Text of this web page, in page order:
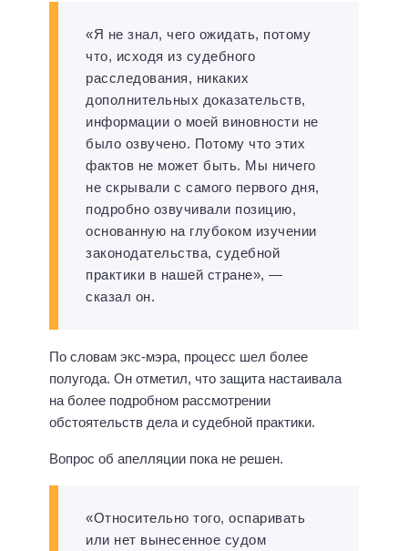
«Я не знал, чего ожидать, потому
что, исходя из судебного
расследования, никаких
дополнительных доказательств,
информации о моей виновности не
было озвучено. Потому что этих
фактов не может быть. Мы ничего
не скрывали с самого первого дня,
подробно озвучивали позицию,
основанную на глубоком изучении
законодательства, судебной
практики в нашей стране», —
сказал он.
По словам экс-мэра, процесс шел более
полугода. Он отметил, что защита настаивала
на более подробном рассмотрении
обстоятельств дела и судебной практики.
Вопрос об апелляции пока не решен.
«Относительно того, оспаривать
или нет вынесенное судом